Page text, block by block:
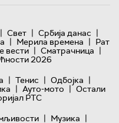
| Свет | Србија данас |
| Мерила времена | Рат
вести | Сматрачница |
2026
| Тенис | Одбојка |
| Ауто-мото | Остали
РТС
| Музика |